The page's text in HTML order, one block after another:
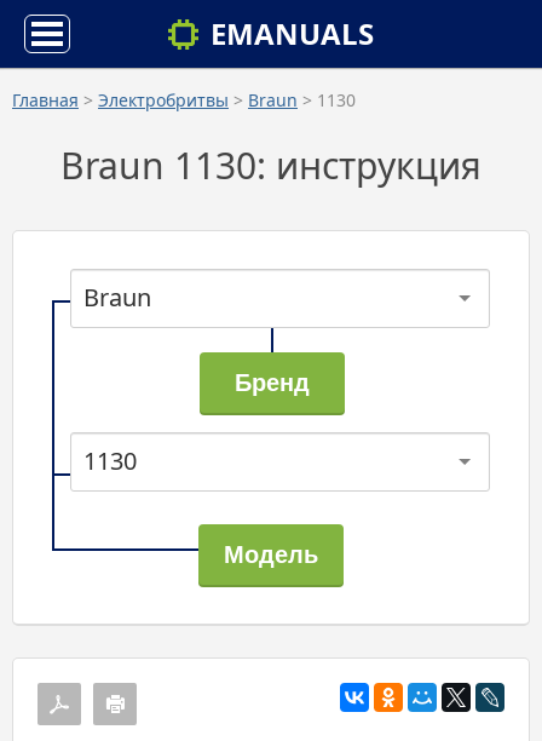
EMANUALS
Главная > Электробритвы > Braun > 1130
Braun 1130: инструкция
Braun
1130